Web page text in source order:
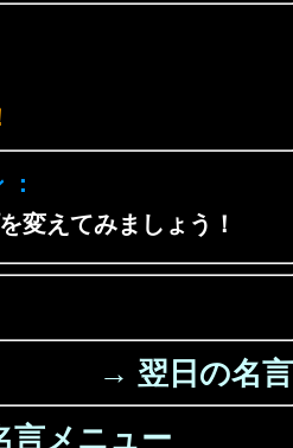
変えてみましょう！
→ 翌日の名言
言メニュー